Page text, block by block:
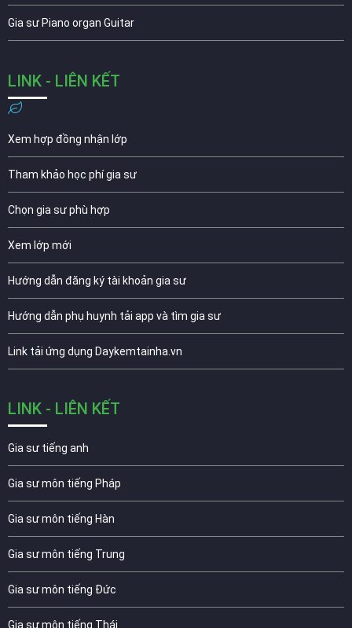
Gia sư Piano organ Guitar
LINK - LIÊN KẾT
Xem hợp đồng nhận lớp
Tham khảo học phí gia sư
Chọn gia sư phù hợp
Xem lớp mới
Hướng dẫn đăng ký tài khoản gia sư
Hướng dẫn phụ huynh tải app và tìm gia sư
Link tải ứng dụng Daykemtainha.vn
LINK - LIÊN KẾT
Gia sư tiếng anh
Gia sư môn tiếng Pháp
Gia sư môn tiếng Hàn
Gia sư môn tiếng Trung
Gia sư môn tiếng Đức
Gia sư môn tiếng Thái